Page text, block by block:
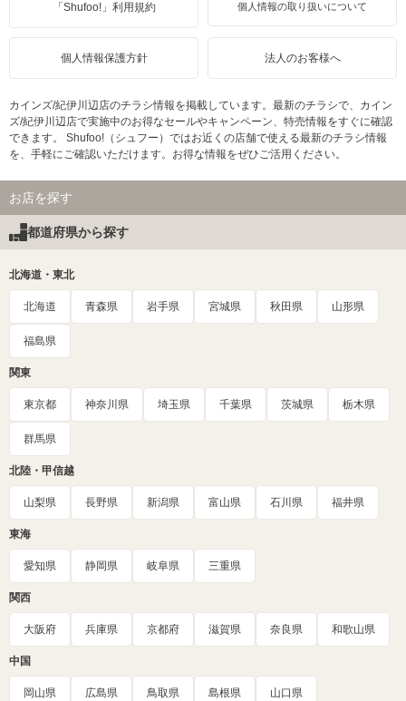
「Shufoo!」利用規約 個人情報の取り扱いについて
個人情報保護方針 法人のお客様へ
カインズ/紀伊川辺店のチラシ情報を掲載しています。最新のチラシで、カイン
ズ/紀伊川辺店で実施中のお得なセールやキャンペーン、特売情報をすぐに確認
できます。 Shufoo!（シュフー）ではお近くの店舗で使える最新のチラシ情報
を、手軽にご確認いただけます。お得な情報をぜひご活用ください。
お店を探す
都道府県から探す
北海道・東北
北海道 青森県 岩手県 宮城県 秋田県 山形県
福島県
関東
東京都 神奈川県 埼玉県 千葉県 茨城県 栃木県
群馬県
北陸・甲信越
山梨県 長野県 新潟県 富山県 石川県 福井県
東海
愛知県 静岡県 岐阜県 三重県
関西
大阪府 兵庫県 京都府 滋賀県 奈良県 和歌山県
中国
岡山県 広島県 鳥取県 島根県 山口県